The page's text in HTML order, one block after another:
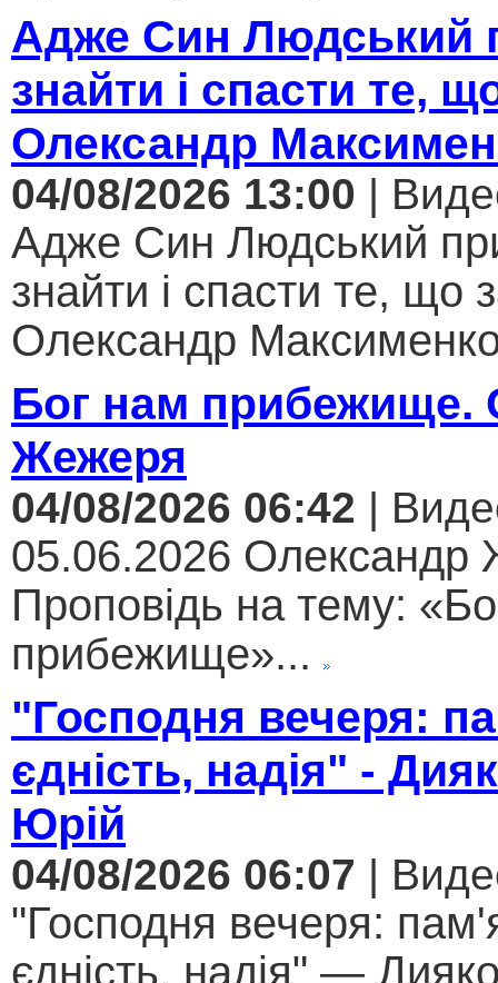
Адже Син Людський
знайти і спасти те,
Олександр
04/08/2026 13:00 |
Адже Син Людський
знайти і спасти те, що
Олександр
Бог нам прибежище.
Жежеря
04/08/2026 06:42 |
05.06.2026 Олександр
Проповідь на тему:
прибежище»...
"Господня вечеря:
єдність, надія" -
Юрій
04/08/2026 06:07 |
"Господня вечеря:
єдність, надія" —